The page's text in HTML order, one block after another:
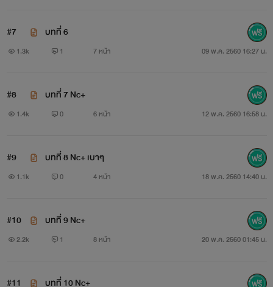
￼
:ไทยแท้ (พ่อกับแม่ให้มาไม่มีผสมนะเอ่อ)
:มีแฟนเถื่อนขี้เอา...เห้ยเอาแต่ใจ
#7 บทที่ 6
1.3k 1 7 หน้า 09 พ.ค. 2560 16:27 น.
#8 บทที่ 7 Nc+
1.4k 0 6 หน้า 12 พ.ค. 2560 16:58 น.
#9 บทที่ 8 Nc+ เบาๆ
1.1k 0 4 หน้า 18 พ.ค. 2560 14:40 น.
#10 บทที่ 9 Nc+
2.2k 1 8 หน้า 20 พ.ค. 2560 01:45 น.
#11 บทที่ 10 Nc+